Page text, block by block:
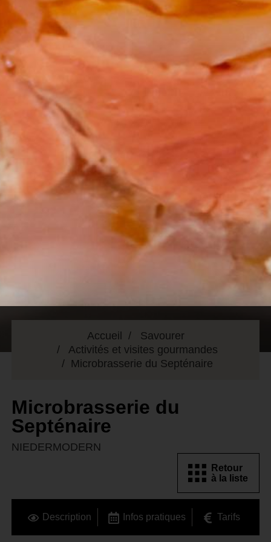
Accueil
Savourer
Activités et visites gourmandes
Microbrasserie du Septénaire
Microbrasserie du
Septénaire
NIEDERMODERN
Retour
à la liste
Description Infos pratiques Tarifs